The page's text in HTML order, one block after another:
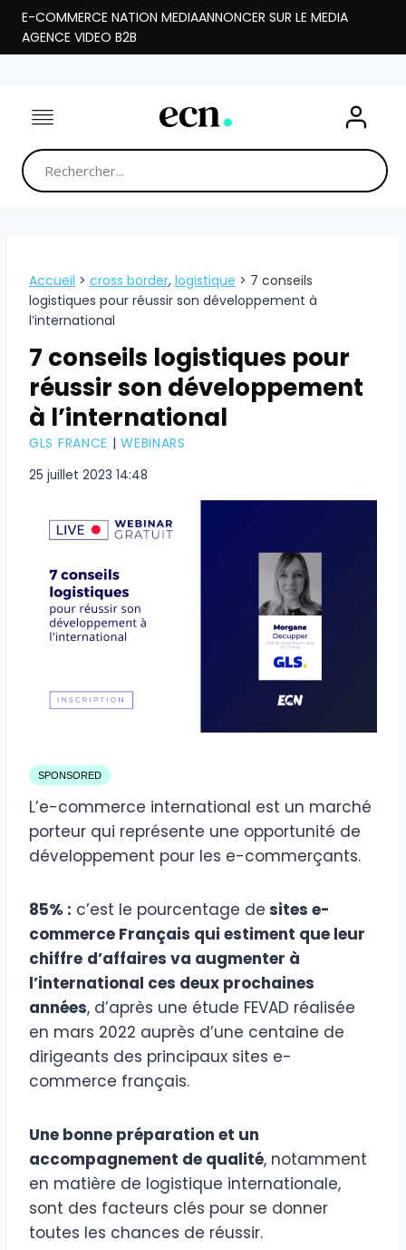
Aller
contenu
E-COMMERCE NATION MEDIAANNONCER SUR LE MEDIA
AGENCE VIDEO B2B
Accueil > cross border, logistique > 7 conseils
logistiques pour réussir son développement à
l’international
7 conseils logistiques pour
réussir son développement
à l’international
GLS FRANCE |WEBINARS
25 juillet 2023 14:48
SPONSORED
L’e-commerce international est un marché
porteur qui représente une opportunité de
développement pour les e-commerçants.
85% : c’est le pourcentage de sites e-
commerce Français qui estiment que leur
chiffre d’affaires va augmenter à
l’international ces deux prochaines
années, d’après une étude FEVAD réalisée
en mars 2022 auprès d’une centaine de
dirigeants des principaux sites e-
commerce français.
Une bonne préparation et un
accompagnement de qualité, notamment
en matière de logistique internationale,
sont des facteurs clés pour se donner
toutes les chances de réussir.